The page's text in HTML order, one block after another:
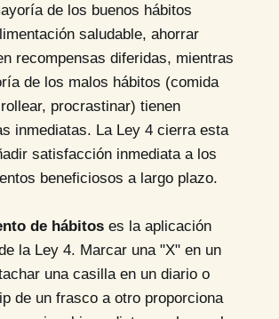
de los buenos hábitos
saludable, ahorrar
recompensas diferidas, mientras
de los malos hábitos (comida
procrastinar) tienen
inmediatas. La Ley 4 cierra esta
satisfacción inmediata a los
beneficiosos a largo plazo.
de hábitoses la aplicación
la Ley 4. Marcar una "X" en un
una casilla en un diario o
de un frasco a otro proporciona